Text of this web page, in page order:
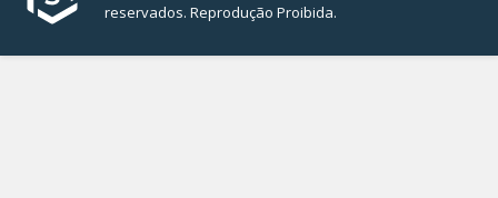
reservados. Reprodução Proibida.